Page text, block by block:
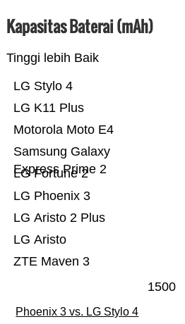
Kapasitas Baterai (mAh)
Tinggi lebih Baik
ZTE Maven 3
LG Aristo
LG Aristo 2 Plus
LG Phoenix 3
LG Fortune 2
Samsung Galaxy
Express Prime 2
Motorola Moto E4
LG K11 Plus
LG Stylo 4
1500
Phoenix 3 vs. LG Stylo 4